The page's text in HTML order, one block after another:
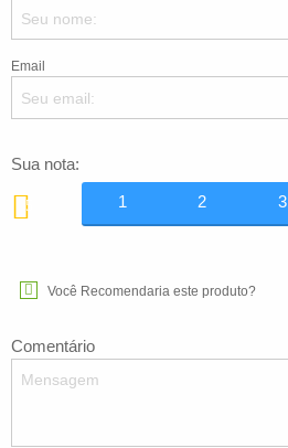
Email
Sua nota:
5 3
2
1
Você Recomendaria este produto?
Comentário